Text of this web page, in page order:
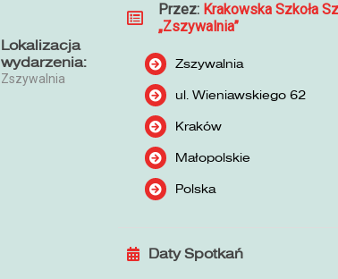
Lokalizacja
wydarzenia:
Zszywalnia
Przez: Krakowska Szkoła
„Zszywalnia”
Zszywalnia
ul. Wieniawskiego 62
Kraków
Małopolskie
Polska
Daty Spotkań